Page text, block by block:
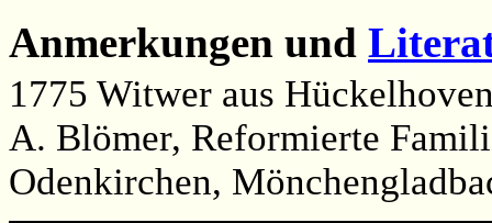
Anmerkungen und
1775 Witwer aus
A. Blömer, Reformierte
Odenkirchen,